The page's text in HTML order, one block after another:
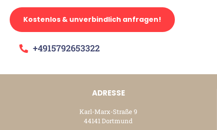
Kostenlos & unverbindlich anfragen!
+4915792653322
ADRESSE
Karl-Marx-Straße 9
44141 Dortmund